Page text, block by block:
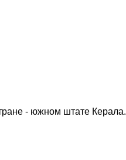
- южном штате Керала.